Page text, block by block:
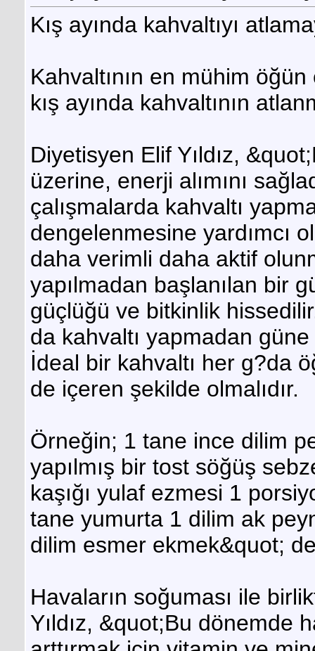
Kış ayında kahvaltıyı
Kahvaltının en mühim
kış ayında kahvaltının
Diyetisyen Elif Yıldız,
üzerine, enerji alımını
çalışmalarda kahvaltı
dengelenmesine yardımcı
daha verimli daha aktif
yapılmadan başlanılan bir
güçlüğü ve bitkinlik
da kahvaltı yapmadan
İdeal bir kahvaltı her g?da
de içeren şekilde olmalıdır.
Örneğin; 1 tane ince dilim
yapılmış bir tost söğüş
kaşığı yulaf ezmesi 1
tane yumurta 1 dilim ak
dilim esmer ekmek&quot;
Havaların soğuması ile
Yıldız, &quot;Bu dönemde